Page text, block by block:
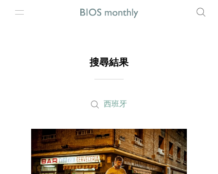
搜尋結果
西班牙